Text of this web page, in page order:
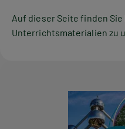
Auf dieser Seite finden
Unterrichtsmaterialien zu